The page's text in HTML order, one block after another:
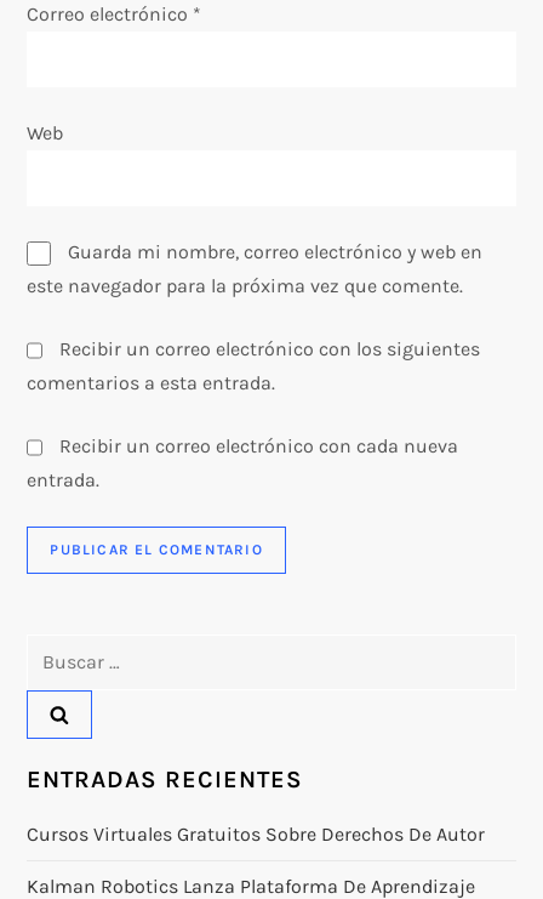
r
d
s
Correo electrónico *
Web
Guarda mi nombre, correo electrónico y web en
este navegador para la próxima vez que comente.
Recibir un correo electrónico con los siguientes
comentarios a esta entrada.
Recibir un correo electrónico con cada nueva
entrada.
ENTRADAS RECIENTES
Cursos Virtuales Gratuitos Sobre Derechos De Autor
Kalman Robotics Lanza Plataforma De Aprendizaje